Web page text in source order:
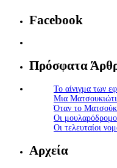
Facebook
Πρόσφατα
Το αίνιγμα των
Μια
Όταν το
Οι
Οι τελευταίοι
Αρχεία